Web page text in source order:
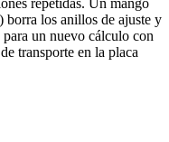
repetidas. Un mango
borra los anillos de ajuste y
un nuevo cálculo con
transporte en la placa